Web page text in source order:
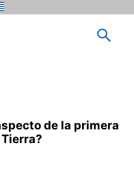
de la primera